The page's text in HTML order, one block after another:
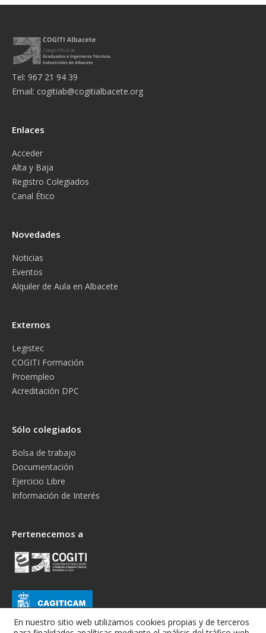
Tel: 967 21 94 39
Email: cogitiab@cogitialbacete.org
Enlaces
Acceder
Alta y Baja
Registro Colegiados
Canal Ético
Novedades
Noticias
Eventos
Alquiler de Aula en Albacete
Externos
Legistec
COGITI Formación
Proempleo
Acreditación DPC
Sólo colegiados
Bolsa de trabajo
Documentación
Ejercicio Libre
Información de Interés
Pertenecemos a
En nuestro sitio web utilizamos cookies propias y de terceros